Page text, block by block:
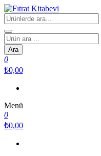
İçeriğe
atla
Fıtrat Kitabevi
Oku Yaşa Anlat
Products
search
Ara
0
₺0,00
Menü
0
₺0,00